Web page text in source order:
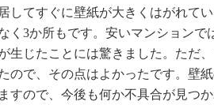
してすぐに壁紙が大きくはがれて
く3か所もです。安いマンションで
生じたことには驚きました。ただ
ので、その点はよかったです。壁
すので、今後も何か不具合が見つ